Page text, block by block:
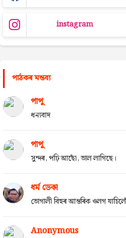
instagram
পাঠকৰ মন্তব্য
পাপু
ধন্যবাদ
পাপু
সুন্দৰ, পঢ়ি আছোঁ, ভাল লাগিছে।
ধৰ্ম ডেকা
ভোগালী বিহুৰ আন্তৰিক ওলগ
Anonymous